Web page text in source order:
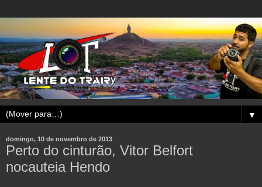
▼
domingo, 10 de novembro de 2013
Perto do cinturão, Vitor Belfort
nocauteia Hendo